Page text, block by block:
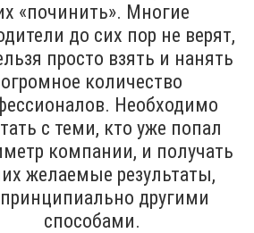
«починить». Многие
до сих пор не верят,
просто взять и нанять
огромное количество
Необходимо
с теми, кто уже попал
компании, и получать
желаемые результаты,
другими
способами.